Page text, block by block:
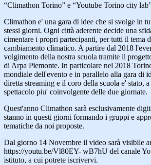
“Climathon Torino” e “Youtube Torino city
Climathon e' una gara di idee che si svolge in
stessi giorni. Ogni città aderente decide una
cimentare i propri partecipanti, per tutti il tema
cambiamento climatico. A partire dal 2018
volgimento della nostra scuola tramite il
di Arpa Piemonte. In particolare nel 2018
mondiale dell'evento e in parallelo alla gara di
diretta streaming e il coro della scuola e' stato,
spettacolo piu' coinvolgente delle due giornate.
Quest'anno Climathon sarà esclusivamente
stanno in questi giorni formando i gruppi e
tematiche da noi proposte.
Dal giorno 14 Novembre il video sarà visibile
https://youtu.be/Vl80EY- wB7hU del canale
istituto, a cui potrete iscrivervi.